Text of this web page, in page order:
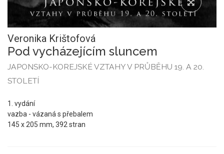
Veronika Krištofová
Pod vycházejícím sluncem
JAPONSKO-KOREJSKÉ VZTAHY V PRŮBĚHU 19. A 20.
STOLETÍ
1. vydání
vazba - vázaná s přebalem
145 x 205 mm, 392 stran